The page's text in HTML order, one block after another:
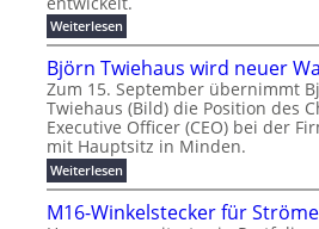
m
e
h
r
T
e
m
p
o
u
n
m
o
d
e
r
n
e
E
n
r
c
h
e
r
u
n
g
s
l
s
n
g
b
e
i
m
2
0
2
6
E
r
c
h
f
ü
h
u
n
g
e
n
f
Weiterlesen:
U
m
s
a
z
w
a
c
h
s
t
Björn Twiehaus wird neuer
Zum 15. September übernimmt
Twiehaus (Bild) die Position des
Executive Officer (CEO) bei der
mit Hauptsitz in Minden.
Weiterlesen:
B
ö
M16-Winkelstecker für